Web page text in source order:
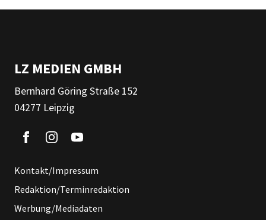
LZ MEDIEN GMBH
Bernhard Göring Straße 152
04277 Leipzig
Kontakt/Impressum
Redaktion/Terminredaktion
Werbung/Mediadaten